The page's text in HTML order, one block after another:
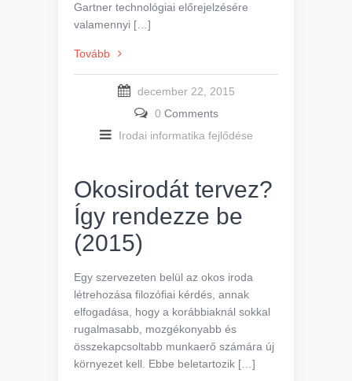
Gartner technológiai előrejelzésére
valamennyi […]
Tovább
december 22, 2015
0 Comments
Irodai informatika fejlődése
Okosirodát tervez?
Így rendezze be
(2015)
Egy szervezeten belül az okos iroda
létrehozása filozófiai kérdés, annak
elfogadása, hogy a korábbiaknál sokkal
rugalmasabb, mozgékonyabb és
összekapcsoltabb munkaerő számára új
környezet kell. Ebbe beletartozik […]